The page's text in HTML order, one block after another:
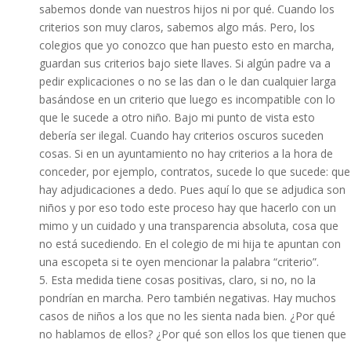
sabemos donde van nuestros hijos ni por qué. Cuando los
criterios son muy claros, sabemos algo más. Pero, los
colegios que yo conozco que han puesto esto en marcha,
guardan sus criterios bajo siete llaves. Si algún padre va a
pedir explicaciones o no se las dan o le dan cualquier larga
basándose en un criterio que luego es incompatible con lo
que le sucede a otro niño. Bajo mi punto de vista esto
debería ser ilegal. Cuando hay criterios oscuros suceden
cosas. Si en un ayuntamiento no hay criterios a la hora de
conceder, por ejemplo, contratos, sucede lo que sucede: que
hay adjudicaciones a dedo. Pues aquí lo que se adjudica son
niños y por eso todo este proceso hay que hacerlo con un
mimo y un cuidado y una transparencia absoluta, cosa que
no está sucediendo. En el colegio de mi hija te apuntan con
una escopeta si te oyen mencionar la palabra “criterio”.
5. Esta medida tiene cosas positivas, claro, si no, no la
pondrían en marcha. Pero también negativas. Hay muchos
casos de niños a los que no les sienta nada bien. ¿Por qué
no hablamos de ellos? ¿Por qué son ellos los que tienen que